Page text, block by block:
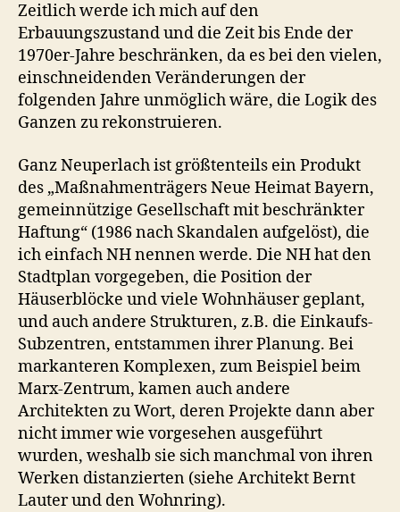
Zeitlich werde ich mich auf den
Erbauungszustand und die Zeit bis Ende der
1970er-Jahre beschränken, da es bei den vielen,
einschneidenden Veränderungen der
folgenden Jahre unmöglich wäre, die Logik des
Ganzen zu rekonstruieren.
Ganz Neuperlach ist größtenteils ein Produkt
des „Maßnahmenträgers Neue Heimat Bayern,
gemeinnützige Gesellschaft mit beschränkter
Haftung“ (1986 nach Skandalen aufgelöst), die
ich einfach NH nennen werde. Die NH hat den
Stadtplan vorgegeben, die Position der
Häuserblöcke und viele Wohnhäuser geplant,
und auch andere Strukturen, z.B. die Einkaufs-
Subzentren, entstammen ihrer Planung. Bei
markanteren Komplexen, zum Beispiel beim
Marx-Zentrum, kamen auch andere
Architekten zu Wort, deren Projekte dann aber
nicht immer wie vorgesehen ausgeführt
wurden, weshalb sie sich manchmal von ihren
Werken distanzierten (siehe Architekt Bernt
Lauter und den Wohnring).